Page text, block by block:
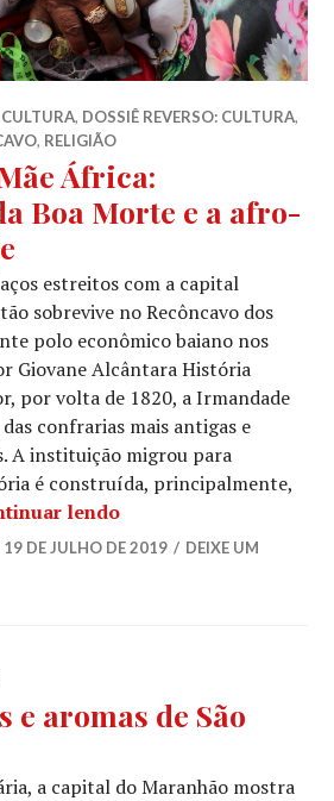
CULTURA, DOSSIÊ REVERSO: CULTURA,
, RELIGIÃO
África:
Boa Morte e a afro-
estreitos com a capital
sobrevive no Recôncavo dos
polo econômico baiano nos
Giovane Alcântara História
por volta de 1820, a Irmandade
confrarias mais antigas e
A instituição migrou para
é construída, principalmente,
lendoAs filhas da Mãe
19 DE JULHO DE 2019
DEIXE UM
e aromas de São
a capital do Maranhão mostra